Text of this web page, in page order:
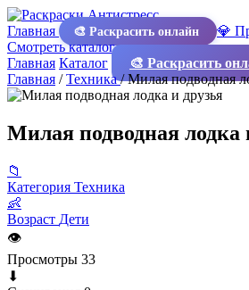
Главная 🎨 Раскрасить онлайн
💎
Смотреть каталог
Главная Каталог 🎨 Раскрасить
Главная /Техника/Милая подводная
Милая подводная лодка
📁
Категория Техника
👶
Возраст Дети
👁
Просмотры 33
⬇